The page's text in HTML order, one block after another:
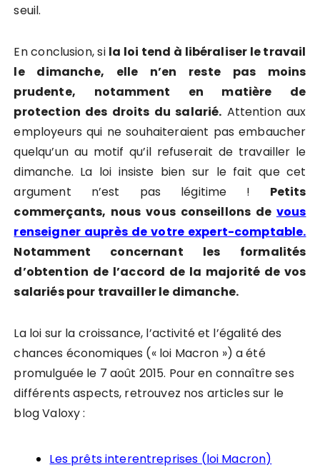
seuil.
En conclusion, si la loi tend à libéraliser le travail
le dimanche, elle n’en reste pas moins
prudente, notamment en matière de
protection des droits du salarié. Attention aux
employeurs qui ne souhaiteraient pas embaucher
quelqu’un au motif qu’il refuserait de travailler le
dimanche. La loi insiste bien sur le fait que cet
argument n’est pas légitime ! Petits
commerçants, nous vous conseillons de vous
renseigner auprès de votre expert-comptable.
Notamment concernant les formalités
d’obtention de l’accord de la majorité de vos
salariés pour travailler le dimanche.
La loi sur la croissance, l’activité et l’égalité des
chances économiques (« loi Macron ») a été
promulguée le 7 août 2015. Pour en connaître ses
différents aspects, retrouvez nos articles sur le
blog Valoxy :
Les prêts interentreprises (loi Macron)